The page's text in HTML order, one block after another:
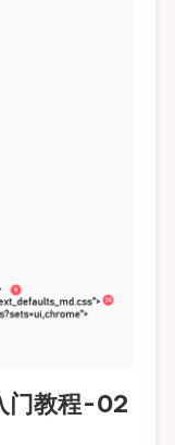
门教程-02